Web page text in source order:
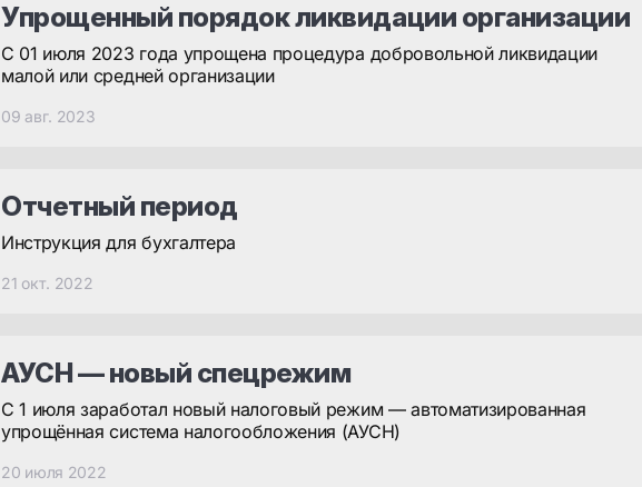
Упрощенный порядок ликвидации организации
С 01 июля 2023 года упрощена процедура добровольной ликвидации
малой или средней организации
09 авг. 2023
Отчетный период
Инструкция для бухгалтера
21 окт. 2022
АУСН — новый спецрежим
С 1 июля заработал новый налоговый режим — автоматизированная
упрощённая система налогообложения (АУСН)
20 июля 2022